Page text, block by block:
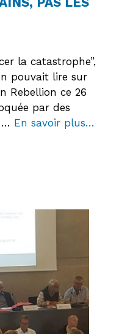
la catastrophe”,
pouvait lire sur
Rebellion ce 26
par des
… En savoir plus…